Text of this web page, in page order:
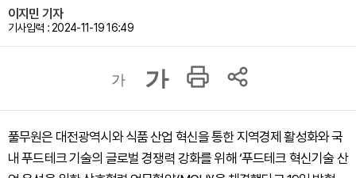
이지민 기자
기사입력 : 2024-11-19 16:49
가 가
풀무원은 대전광역시와 식품 산업 혁신을 통한 지역경제 활성화와 국
내 푸드테크 기술의 글로벌 경쟁력 강화를 위해 ‘푸드테크 혁신기술 산